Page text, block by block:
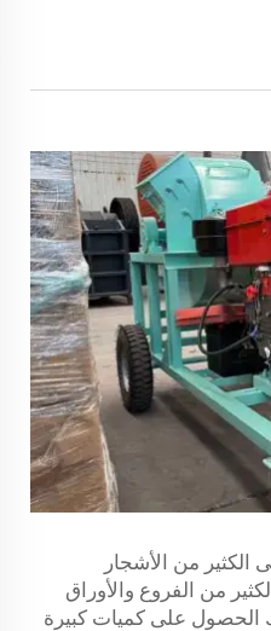
الكثير من الأشجار
من الفروع والأوراق
الحصول على كميات كبيرة